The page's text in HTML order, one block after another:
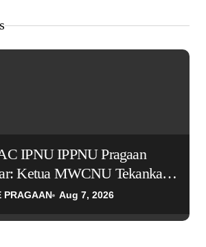
IPNU IPPNU Pragaan
Ketua MWCNU Tekankan
Kepemimpinan Masa
PRAGAAN Aug 7, 2026